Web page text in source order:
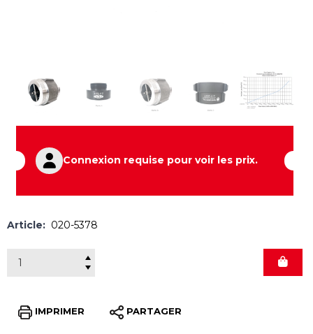
Connexion requise pour voir les prix.
Article: 020-5378
IMPRIMER PARTAGER